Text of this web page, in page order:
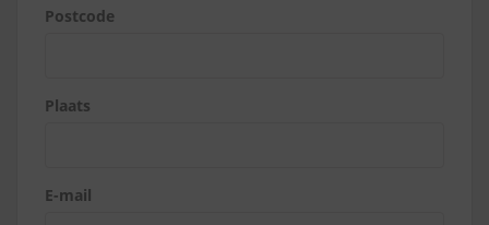
Postcode
Plaats
E-mail